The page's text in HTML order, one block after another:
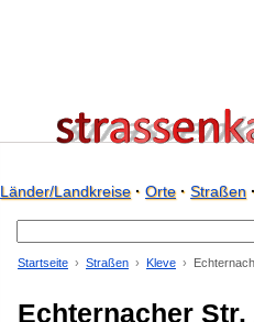
Länder/Landkreise· Orte· Straßen
Startseite Straßen Kleve
Echternacher